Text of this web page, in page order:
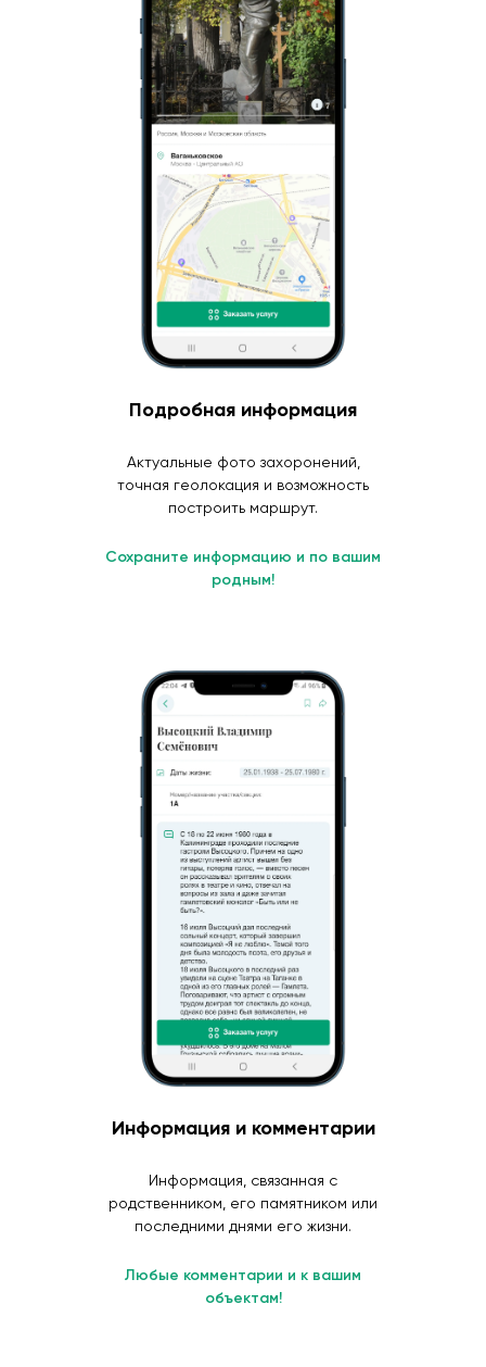
Подробная информация
Актуальные фото захоронений,
точная геолокация и возможность
построить маршрут.
Сохраните информацию и по вашим
родным!
Информация и комментарии
Информация, связанная с
родственником, его памятником или
последними днями его жизни.
Любые комментарии и к вашим
объектам!